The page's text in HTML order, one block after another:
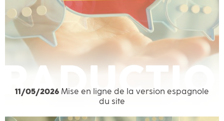
11/05/2026 Mise en ligne de la version espagnole
du site